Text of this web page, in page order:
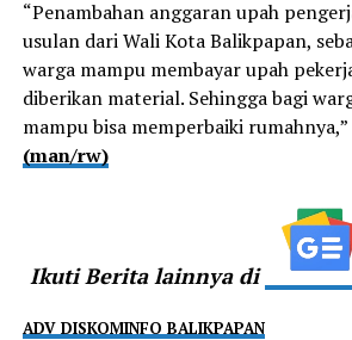
“Penambahan anggaran upah
usulan dari Wali Kota Balikpapan,
warga mampu membayar upah
diberikan material. Sehingga bagi
mampu bisa memperbaiki
(man/rw)
Ikuti Berita lainnya di
ADV DISKOMINFO BALIKPAPAN